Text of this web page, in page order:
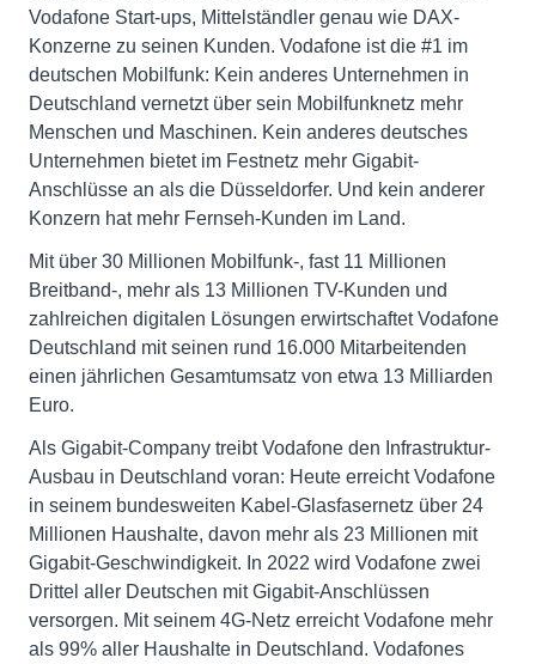
Vodafone Start-ups, Mittelständler genau wie DAX-
Konzerne zu seinen Kunden. Vodafone ist die #1 im
deutschen Mobilfunk: Kein anderes Unternehmen in
Deutschland vernetzt über sein Mobilfunknetz mehr
Menschen und Maschinen. Kein anderes deutsches
Unternehmen bietet im Festnetz mehr Gigabit-
Anschlüsse an als die Düsseldorfer. Und kein anderer
Konzern hat mehr Fernseh-Kunden im Land.
Mit über 30 Millionen Mobilfunk-, fast 11 Millionen
Breitband-, mehr als 13 Millionen TV-Kunden und
zahlreichen digitalen Lösungen erwirtschaftet Vodafone
Deutschland mit seinen rund 16.000 Mitarbeitenden
einen jährlichen Gesamtumsatz von etwa 13 Milliarden
Euro.
Als Gigabit-Company treibt Vodafone den Infrastruktur-
Ausbau in Deutschland voran: Heute erreicht Vodafone
in seinem bundesweiten Kabel-Glasfasernetz über 24
Millionen Haushalte, davon mehr als 23 Millionen mit
Gigabit-Geschwindigkeit. In 2022 wird Vodafone zwei
Drittel aller Deutschen mit Gigabit-Anschlüssen
versorgen. Mit seinem 4G-Netz erreicht Vodafone mehr
als 99% aller Haushalte in Deutschland. Vodafones